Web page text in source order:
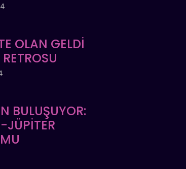
OLAN GELDİ
BULUŞUYOR:
JÜPİTER